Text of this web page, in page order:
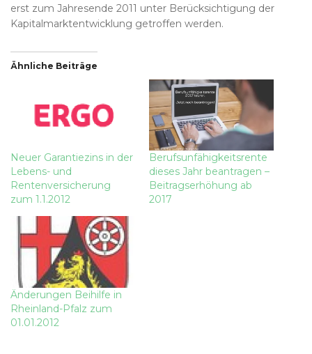
erst zum Jahresende 2011 unter Berücksichtigung der
Kapitalmarktentwicklung getroffen werden.
Ähnliche Beiträge
Neuer Garantiezins in der
Lebens- und
Rentenversicherung
zum 1.1.2012
Berufsunfähigkeitsrente
dieses Jahr beantragen –
Beitragserhöhung ab
2017
Änderungen Beihilfe in
Rheinland-Pfalz zum
01.01.2012